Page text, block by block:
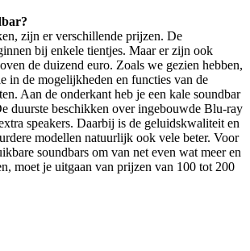
zijn er verschillende prijzen. De
bij enkele tientjes. Maar er zijn ook
de duizend euro. Zoals we gezien hebben,
in de mogelijkheden en functies van de
Aan de onderkant heb je een kale soundbar
duurste beschikken over ingebouwde Blu-ray
speakers. Daarbij is de geluidskwaliteit en
modellen natuurlijk ook vele beter. Voor
soundbars om van net even wat meer en
moet je uitgaan van prijzen van 100 tot 200